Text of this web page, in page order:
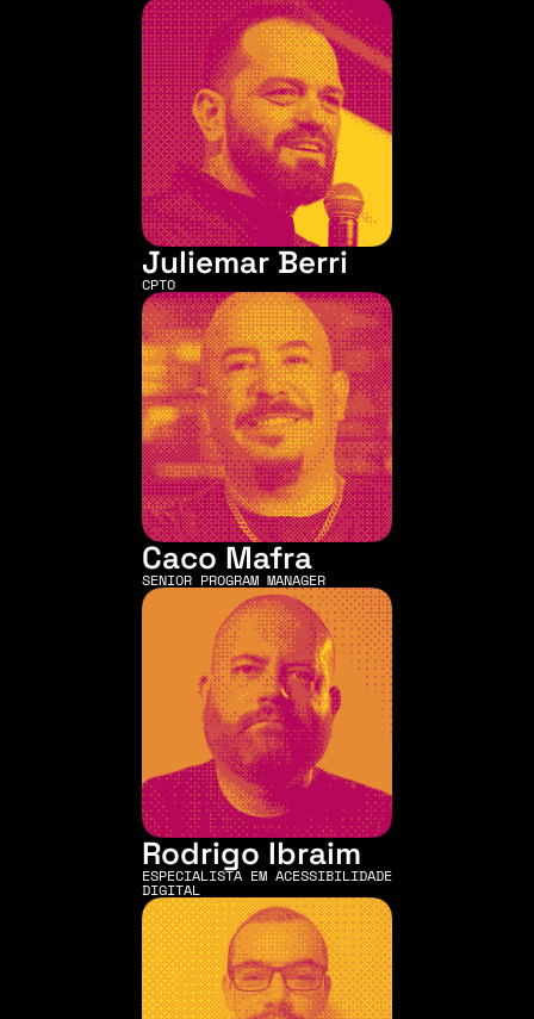
Juliemar Berri
CPTO
Caco Mafra
SENIOR PROGRAM MANAGER
Rodrigo Ibraim
ESPECIALISTA EM ACESSIBILIDADE
DIGITAL